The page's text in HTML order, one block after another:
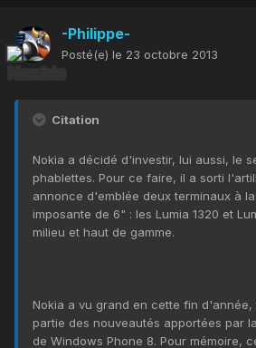
-Philippe-
Posté(e) le 23 octobre 2013
Citation
Nokia a décidé d'investir, lui aussi, le
phablettes. Pour ce faire, il a sorti
annonce d'emblée deux terminaux à
imposante de 6" : les Lumia 1320 et
milieu et haut de gamme.
Nokia a vu grand en cette fin d'année,
partie des nouveautés apportées par
de Windows Phone 8. Pour mémoire,